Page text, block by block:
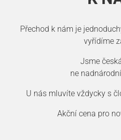
Přechod k nám je
vyřídíme
Jsme
ne
U nás mluvíte vždycky s
Akční cena pro